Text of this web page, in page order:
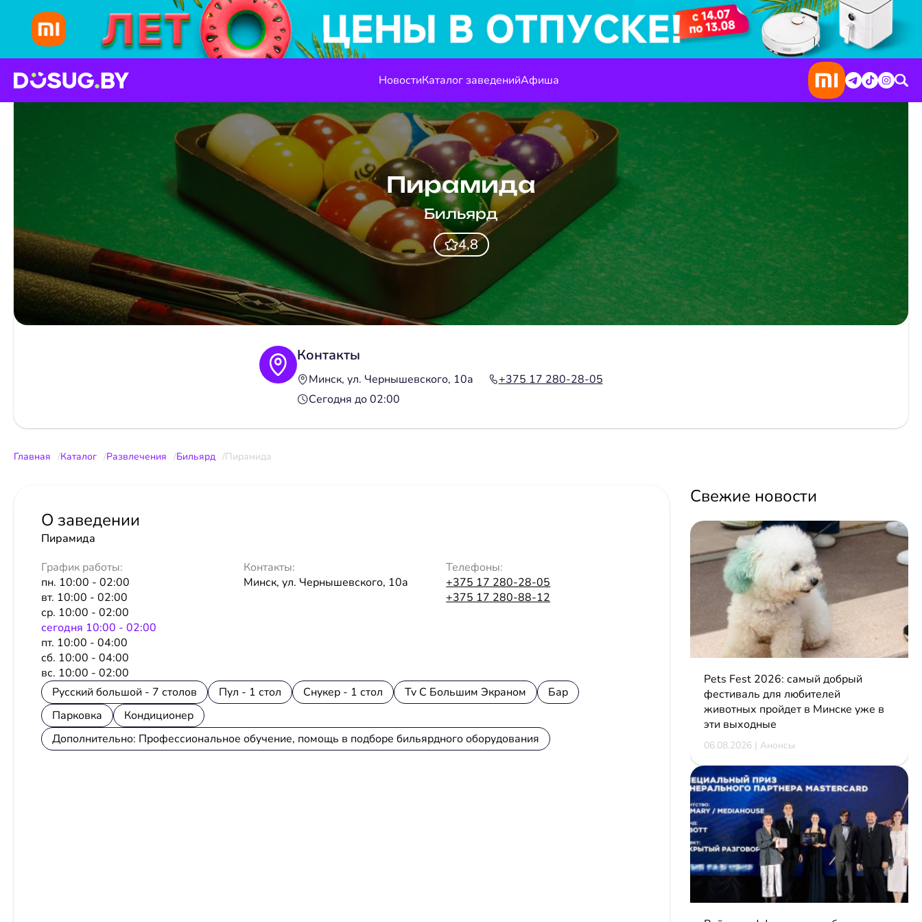
НовостиКаталог заведенийАфиша
Пирамида
Бильярд
4,8
Контакты
Минск, ул. Чернышевского, 10а
+375 17 280-28-05
Сегодня до 02:00
Главная Каталог Развлечения Бильярд Пирамида
О заведении
Пирамида
График работы:
пн. 10:00 - 02:00
вт. 10:00 - 02:00
ср. 10:00 - 02:00
сeгодня 10:00 - 02:00
пт. 10:00 - 04:00
сб. 10:00 - 04:00
вс. 10:00 - 02:00
Контакты:
Минск, ул. Чернышевского, 10а
Телефоны:
+375 17 280-28-05
+375 17 280-88-12
Русский большой - 7 столов Пул - 1 стол Снукер - 1 стол Tv С Большим Экраном
Бар
Парковка
Кондиционер
Дополнительно: Профессиональное обучение, помощь в подборе бильярдного оборудования
Свежие новости
Pets Fest 2026: самый добрый
фестиваль для любителей
животных пройдет в Минске уже в
эти выходные
06.08.2026 | Анонсы